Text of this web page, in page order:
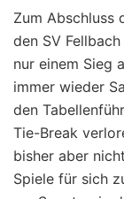
Zum Abschluss
den SV
nur einem Sieg
immer wieder
den
Tie-Break
bisher aber
Spiele für sich